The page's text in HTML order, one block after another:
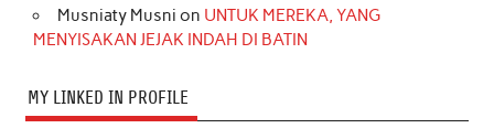
Musniaty Musni on UNTUK MEREKA, YANG
MENYISAKAN JEJAK INDAH DI BATIN
MY LINKED IN PROFILE